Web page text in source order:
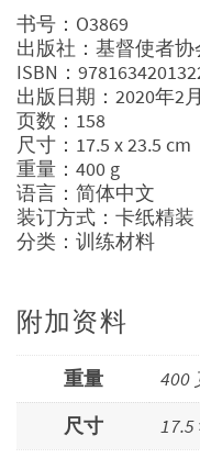
书号：O3869
出版社：基督使者协
ISBN：
出版日期：2020年2月
页数：158
尺寸：17.5 x 23.5 cm
重量：400 g
语言：简体中文
装订方式：卡纸精装
分类：训练材料
附加资料
重量
400
尺寸
17.5